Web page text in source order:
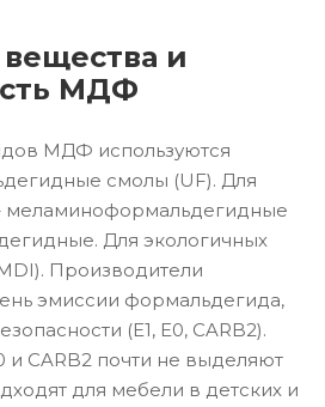
и
МДФ
МДФ используются
смолы (UF). Для
меламиноформальдегидные
Для экологичных
Производители
эмиссии формальдегида,
(E1, E0, CARB2).
CARB2 почти не выделяют
для мебели в детских и